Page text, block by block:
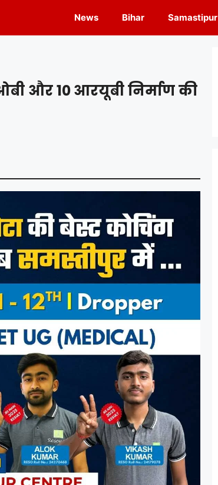
News Bihar Samastipur
और 10 आरयूबी निर्माण की